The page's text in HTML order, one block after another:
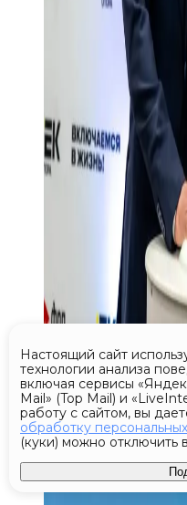
досмотровой
в ТЛЦ
Настоящий сайт
технологии анализа
включая сервисы
Mail» (Top Mail) и
работу с сайтом, вы
обработку
(куки) можно отключить